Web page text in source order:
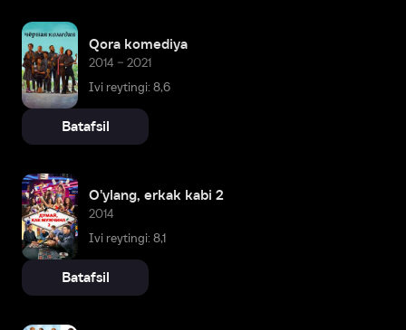
Qora komediya
2014 – 2021
Ivi reytingi: 8,6
Batafsil
O'ylang, erkak kabi 2
2014
Ivi reytingi: 8,1
Batafsil